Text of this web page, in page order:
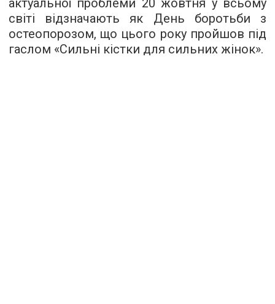
актуальної проблеми 20 жовтня у всьому
світі відзначають як День боротьби з
остеопорозом, що цього року пройшов під
гаслом «Сильні кістки для сильних жінок».